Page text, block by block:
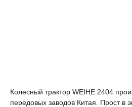
Колесный трактор WEIHE 2404
передовых заводов Китая. Прост в